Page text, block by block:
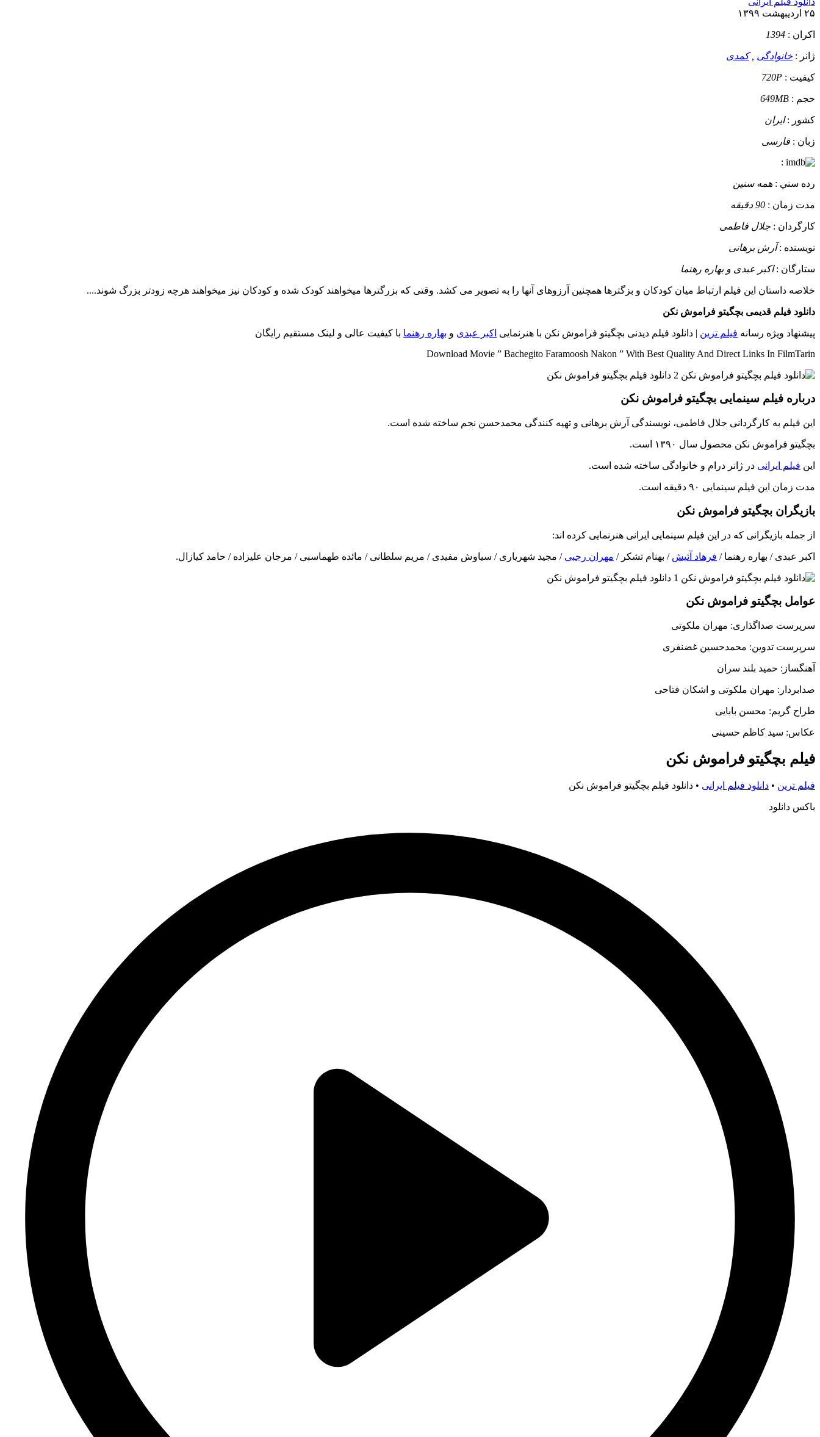
۲۵ اردیبهشت ۱۳۹۹
اکران : 1394
ژانر : خانوادگی ,کمدی
کيفيت : 720P
حجم : 649MB
کشور :ایران
زبان : فارسی
:
رده سني : همه سنین
مدت زمان : 90 دقیقه
کارگردان : جلال فاطمی
نويسنده :آرش برهانی
ستارگان :اکبر عبدی و بهاره رهنما
خلاصه داستان این فیلم ارتباط میان کودکان و بزگترها همچنین آرزوهای آنها را به تصویر می کشد. وقتی که بزرگترها میخواهند کودک شده و کودکان نیز میخواهند هرچه زودتر بزرگ شوند....
دانلود فیلم قدیمی بچگیتو فراموش نکن
پیشنهاد ویژه رسانه فیلم ترین | دانلود فیلم دیدنی بچگیتو فراموش نکن با هنرنمایی اکبر عبدی و بهاره رهنما با کیفیت عالی و لینک مستقیم رایگان
Download Movie ” Bachegito Faramoosh Nakon ” With Best Quality And Direct Links In FilmTarin
درباره فیلم سینمایی بچگیتو فراموش نکن
این فیلم به کارگردانی جلال فاطمی، نویسندگی آرش برهانی و تهیه کنندگی محمدحسن نجم ساخته شده است.
بچگیتو فراموش نکن محصول سال ۱۳۹۰ است.
این فیلم ایرانی در ژانر درام و خانوادگی ساخته شده است.
مدت زمان این فیلم سینمایی ۹۰ دقیقه است.
بازیگران بچگیتو فراموش نکن
از جمله بازیگرانی که در این فیلم سینمایی ایرانی هنرنمایی کرده اند:
اکبر عبدی / بهاره رهنما / فرهاد آئیش / بهنام تشکر / مهران رجبی / مجید شهریاری / سیاوش مفیدی / مریم سلطانی / مائده طهماسبی / مرجان علیزاده / حامد کیازال.
عوامل بچگیتو فراموش نکن
سرپرست صداگذاری: مهران ملکوتی
سرپرست تدوین: محمدحسین غضنفری
آهنگساز: حمید بلند سران
صدابردار: مهران ملکوتی و اشکان فتاحی
طراح گریم: محسن بابایی
عکاس: سید کاظم حسینی
فیلم بچگیتو فراموش نکن
فیلم ترین • دانلود فیلم ایرانی • دانلود فیلم بچگیتو فراموش نکن
باکس دانلود